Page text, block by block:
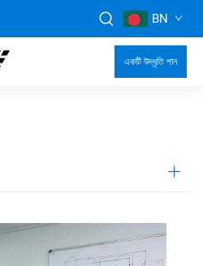
BN
একটি উদ্ধৃতি পান